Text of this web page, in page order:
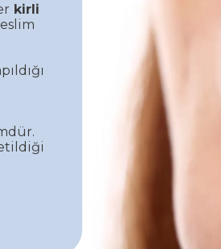
kirli